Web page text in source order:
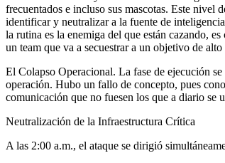
frecuentados e incluso sus mascotas. Este
identificar y neutralizar a la fuente de
la rutina es la enemiga del que están cazando,
un team que va a secuestrar a un objetivo de
El Colapso Operacional. La fase de ejecución
operación. Hubo un fallo de concepto, pues
comunicación que no fuesen los que a diario se
Neutralización de la Infraestructura Crítica
A las 2:00 a.m., el ataque se dirigió